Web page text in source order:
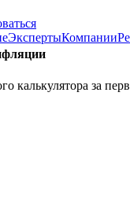
ЭкспертыКомпании
калькулятора за